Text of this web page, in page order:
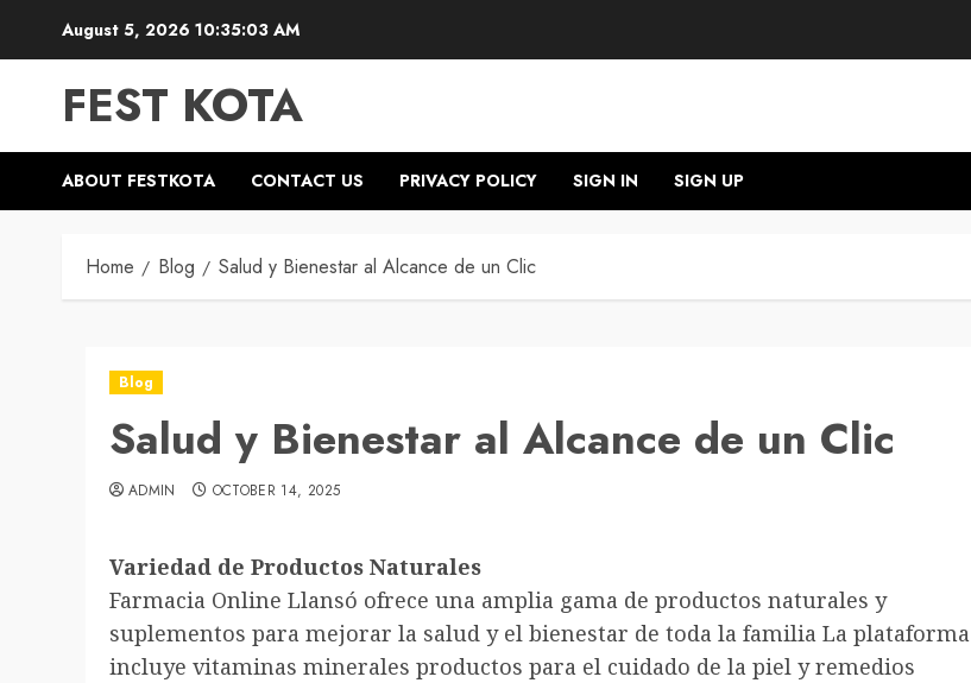
August 5, 2026 10:35:03 AM
FEST KOTA
ABOUT FESTKOTA CONTACT US PRIVACY POLICY SIGN IN SIGN UP
Home Blog Salud y Bienestar al Alcance de un Clic
Blog
Salud y Bienestar al Alcance de un Clic
ADMIN OCTOBER 14, 2025
Variedad de Productos Naturales
Farmacia Online Llansó ofrece una amplia gama de productos naturales y
suplementos para mejorar la salud y el bienestar de toda la familia La plataforma
incluye vitaminas minerales productos para el cuidado de la piel y remedios